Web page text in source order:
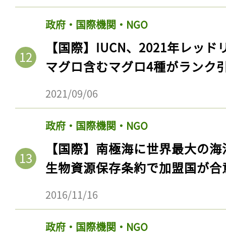
政府・国際機関・NGO
【国際】IUCN、2021年レッ
マグロ含むマグロ4種がランク
2021/09/06
政府・国際機関・NGO
【国際】南極海に世界最大の
生物資源保存条約で加盟国が合
2016/11/16
政府・国際機関・NGO